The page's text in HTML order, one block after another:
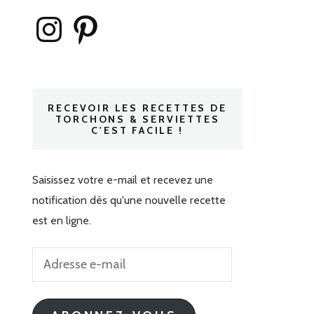
InstagramPinterest
RECEVOIR LES RECETTES DE
TORCHONS & SERVIETTES
C'EST FACILE !
Saisissez votre e-mail et recevez une
notification dès qu'une nouvelle recette
est en ligne.
Adresse
mail